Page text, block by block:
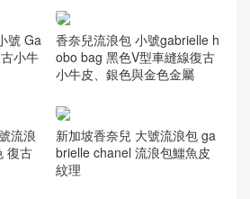
號 Ga
小牛
香奈兒流浪包 小號gabrielle h
obo bag 黑色V型車縫線復古
小牛皮、銀色與金色金屬
流浪
復古
新加坡香奈兒 大號流浪包 ga
brielle chanel 流浪包鱷魚皮
紋理